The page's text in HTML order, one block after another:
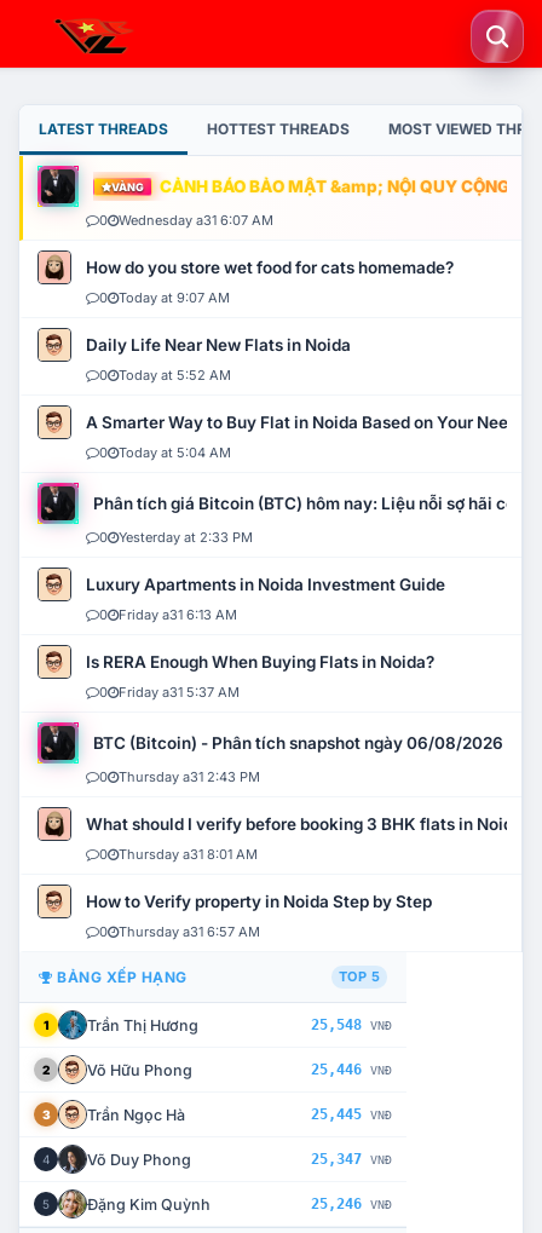
LATEST THREADS HOTTEST THREADS MOST VIEWED
VÀNG CẢNH BÁO BẢO MẬT &amp; NỘI QUY CỘNG
0 Wednesday a31 6:07 AM
How do you store wet food for cats homemade?
0 Today at 9:07 AM
Daily Life Near New Flats in Noida
0 Today at 5:52 AM
A Smarter Way to Buy Flat in Noida Based on Your Needs
0 Today at 5:04 AM
Phân tích giá Bitcoin (BTC) hôm nay: Liệu nỗi sợ hãi có
0 Yesterday at 2:33 PM
Luxury Apartments in Noida Investment Guide
0 Friday a31 6:13 AM
Is RERA Enough When Buying Flats in Noida?
0 Friday a31 5:37 AM
BTC (Bitcoin) - Phân tích snapshot ngày 06/08/2026
0 Thursday a31 2:43 PM
What should I verify before booking 3 BHK flats in Noida?
0 Thursday a31 8:01 AM
How to Verify property in Noida Step by Step
0 Thursday a31 6:57 AM
BẢNG XẾP HẠNG TOP 5
1 Trần Thị Hương 25,548 VNĐ
2 Võ Hữu Phong 25,446 VNĐ
3 Trần Ngọc Hà 25,445 VNĐ
4 Võ Duy Phong 25,347 VNĐ
5 Đặng Kim Quỳnh 25,246 VNĐ